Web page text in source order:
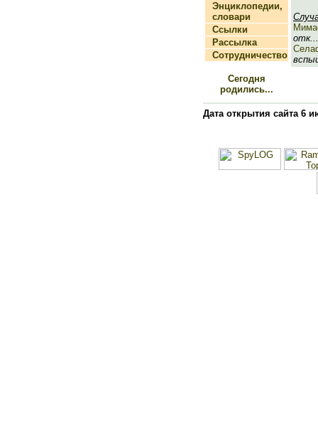
Энциклопедии,
словари
Ссылки
Рассылка
Сотрудничество
Сегодня
родились...
отк...
Дата открытия сайта 6